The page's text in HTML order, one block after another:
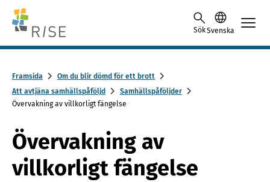
Skip to content -saavutettavuusohje
SökSvenska
Framsida
Om du blir dömd för ett brott
Att avtjäna samhällspåföljd
Samhällspåföljder
Övervakning av villkorligt fängelse
Övervakning av
villkorligt fängelse